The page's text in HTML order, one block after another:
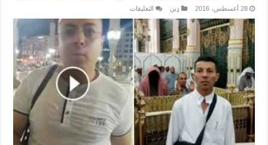
28 أغسطس، 2016 دين التعليقات
صورة
رجل
وجهه
اسود
في
المسجد
النبوي
مغلقة